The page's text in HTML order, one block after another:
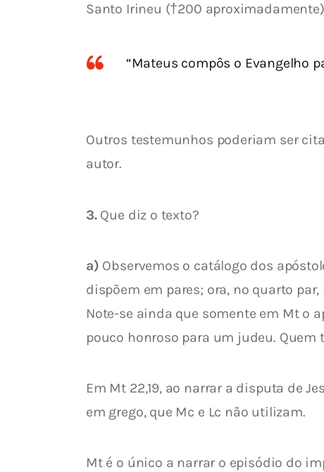
Santo Irineu (†200
“Mateus compôs o Evangelho
Outros testemunhos poderiam ser
autor.
3. Que diz o texto?
a) Observemos o catálogo dos
dispõem em pares; ora, no quarto
Note-se ainda que somente em Mt o
pouco honroso para um judeu.
Em Mt 22,19, ao narrar a disputa de
em grego, que Mc e Lc não utilizam.
Mt é o único a narrar o episódio do